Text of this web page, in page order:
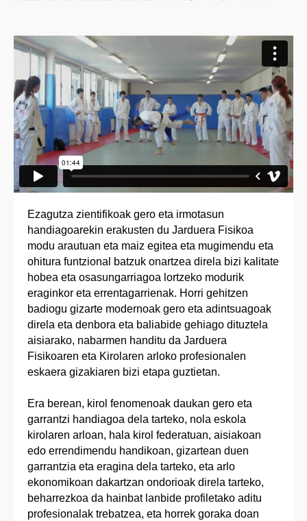
Ezagutza zientifikoak gero eta irmotasun
handiagoarekin erakusten du Jarduera Fisikoa
modu arautuan eta maiz egitea eta mugimendu eta
ohitura funtzional batzuk onartzea direla bizi kalitate
hobea eta osasungarriagoa lortzeko modurik
eraginkor eta errentagarrienak. Horri gehitzen
badiogu gizarte modernoak gero eta adintsuagoak
direla eta denbora eta baliabide gehiago dituztela
aisiarako, nabarmen handitu da Jarduera
Fisikoaren eta Kirolaren arloko profesionalen
eskaera gizakiaren bizi etapa guztietan.
Era berean, kirol fenomenoak daukan gero eta
garrantzi handiagoa dela tarteko, nola eskola
kirolaren arloan, hala kirol federatuan, aisiakoan
edo errendimendu handikoan, gizartean duen
garrantzia eta eragina dela tarteko, eta arlo
ekonomikoan dakartzan ondorioak direla tarteko,
beharrezkoa da hainbat lanbide profiletako aditu
profesionalak trebatzea, eta horrek goraka doan